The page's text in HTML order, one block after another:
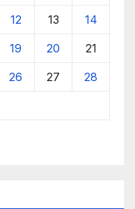
12 13 14
19 20 21
26 27 28